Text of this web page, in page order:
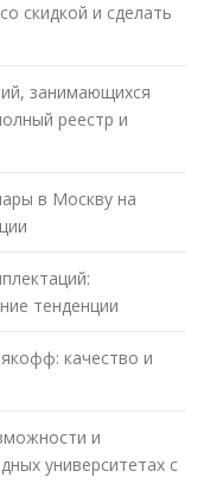
скидкой и сделать
занимающихся
реестр и
в Москву на
тенденции
качество и
и
университетах с